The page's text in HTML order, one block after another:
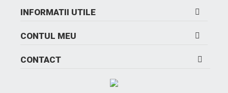
INFORMATII UTILE
CONTUL MEU
CONTACT